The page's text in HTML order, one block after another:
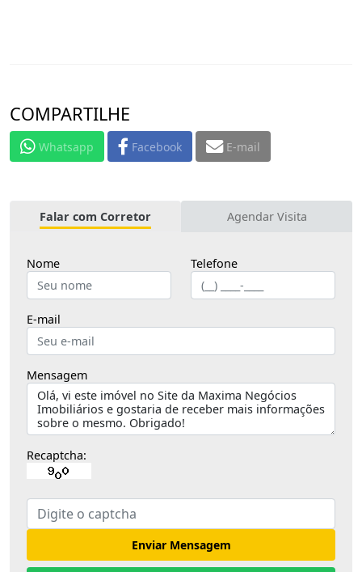
COMPARTILHE
Whatsapp Facebook E-mail
Falar com Corretor Agendar Visita
Nome Telefone
E-mail
Mensagem
Recaptcha:
Enviar Mensagem